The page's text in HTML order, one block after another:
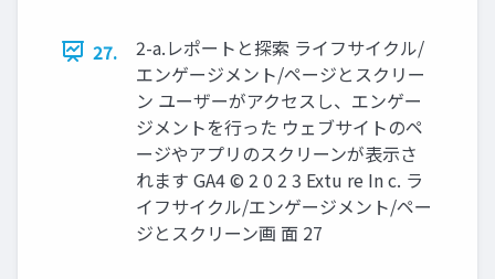
27.
2-a.レポートと探索 ライフサイクル/
エンゲージメント/ページとスクリー
ン ユーザーがアクセスし、エンゲー
ジメントを行った ウェブサイトのペ
ージやアプリのスクリーンが表示さ
れます GA4 © 2 0 2 3 Extu re In c. ラ
イフサイクル/エンゲージメント/ペー
ジとスクリーン画 面 27